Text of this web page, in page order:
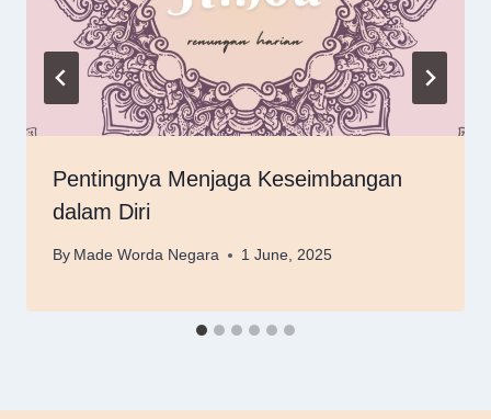
Pentingnya Menjaga Keseimbangan
dalam Diri
By Made Worda Negara 1 June, 2025